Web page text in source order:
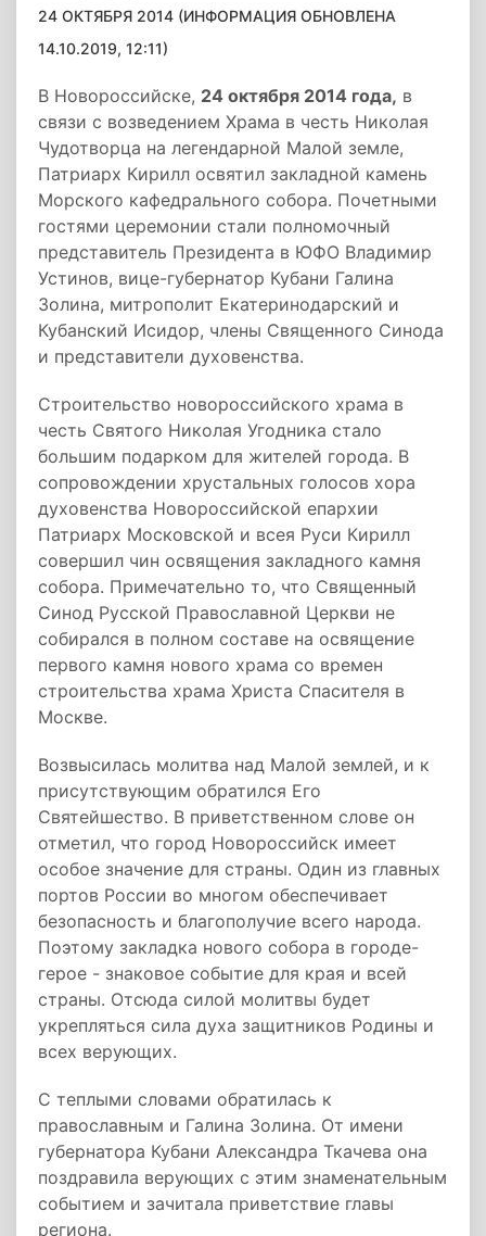
24 ОКТЯБРЯ 2014 (ИНФОРМАЦИЯ ОБНОВЛЕНА
14.10.2019, 12:11)
В Новороссийске, 24 октября 2014 года, в
связи с возведением Храма в честь Николая
Чудотворца на легендарной Малой земле,
Патриарх Кирилл освятил закладной камень
Морского кафедрального собора. Почетными
гостями церемонии стали полномочный
представитель Президента в ЮФО Владимир
Устинов, вице-губернатор Кубани Галина
Золина, митрополит Екатеринодарский и
Кубанский Исидор, члены Священного Синода
и представители духовенства.
Строительство новороссийского храма в
честь Святого Николая Угодника стало
большим подарком для жителей города. В
сопровождении хрустальных голосов хора
духовенства Новороссийской епархии
Патриарх Московской и всея Руси Кирилл
совершил чин освящения закладного камня
собора. Примечательно то, что Священный
Синод Русской Православной Церкви не
собирался в полном составе на освящение
первого камня нового храма со времен
строительства храма Христа Спасителя в
Москве.
Возвысилась молитва над Малой землей, и к
присутствующим обратился Его
Святейшество. В приветственном слове он
отметил, что город Новороссийск имеет
особое значение для страны. Один из главных
портов России во многом обеспечивает
безопасность и благополучие всего народа.
Поэтому закладка нового собора в городе-
герое - знаковое событие для края и всей
страны. Отсюда силой молитвы будет
укрепляться сила духа защитников Родины и
всех верующих.
С теплыми словами обратилась к
православным и Галина Золина. От имени
губернатора Кубани Александра Ткачева она
поздравила верующих с этим знаменательным
событием и зачитала приветствие главы
региона.